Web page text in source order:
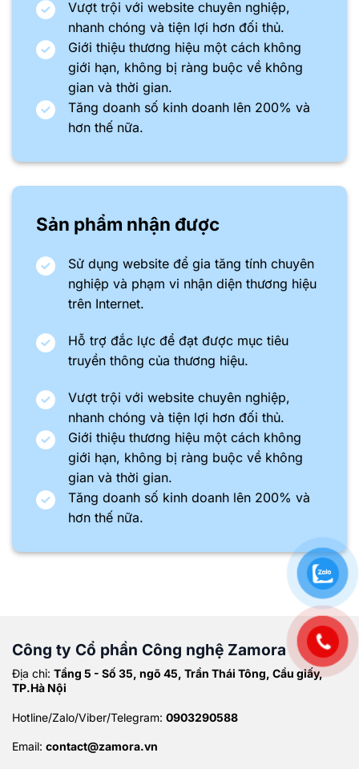
Vượt trội với website chuyên nghiệp,
nhanh chóng và tiện lợi hơn đối thủ.
Giới thiệu thương hiệu một cách không
giới hạn, không bị ràng buộc về không
gian và thời gian.
Tăng doanh số kinh doanh lên 200% và
hơn thế nữa.
Sản phẩm nhận được
Sử dụng website để gia tăng tính chuyên
nghiệp và phạm vi nhận diện thương hiệu
trên Internet.
Hỗ trợ đắc lực để đạt được mục tiêu
truyền thông của thương hiệu.
Vượt trội với website chuyên nghiệp,
nhanh chóng và tiện lợi hơn đối thủ.
Giới thiệu thương hiệu một cách không
giới hạn, không bị ràng buộc về không
gian và thời gian.
Tăng doanh số kinh doanh lên 200% và
hơn thế nữa.
Công ty Cổ phần Công nghệ Zamora
Địa chỉ: Tầng 5 - Số 35, ngõ 45, Trần Thái Tông, Cầu giấy,
TP.Hà Nội
Hotline/Zalo/Viber/Telegram: 0903290588
Email: contact@zamora.vn